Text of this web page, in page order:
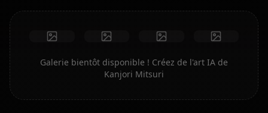
Galerie bientôt disponible ! Créez de l'art IA de
Kanjori Mitsuri